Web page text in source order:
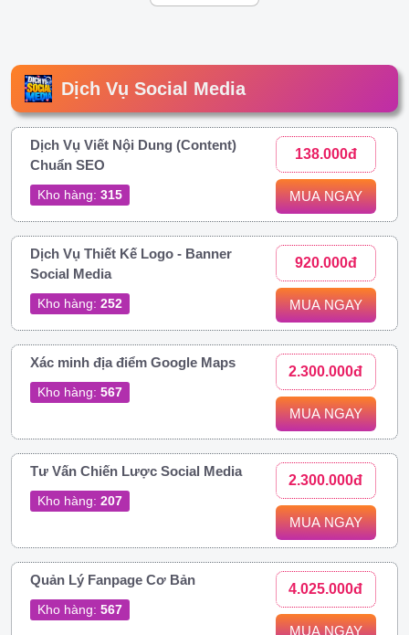
Dịch Vụ Social Media
Dịch Vụ Viết Nội Dung (Content)
Chuẩn SEO
Kho hàng: 315
138.000đ
MUA NGAY
Dịch Vụ Thiết Kế Logo - Banner
Social Media
Kho hàng: 252
920.000đ
MUA NGAY
Xác minh địa điểm Google Maps
Kho hàng: 567
2.300.000đ
MUA NGAY
Tư Vấn Chiến Lược Social Media
Kho hàng: 207
2.300.000đ
MUA NGAY
Quản Lý Fanpage Cơ Bản
Kho hàng: 567
4.025.000đ
MUA NGAY